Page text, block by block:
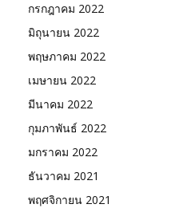
กรกฎาคม 2022
มิถุนายน 2022
พฤษภาคม 2022
เมษายน 2022
มีนาคม 2022
กุมภาพันธ์ 2022
มกราคม 2022
ธันวาคม 2021
พฤศจิกายน 2021